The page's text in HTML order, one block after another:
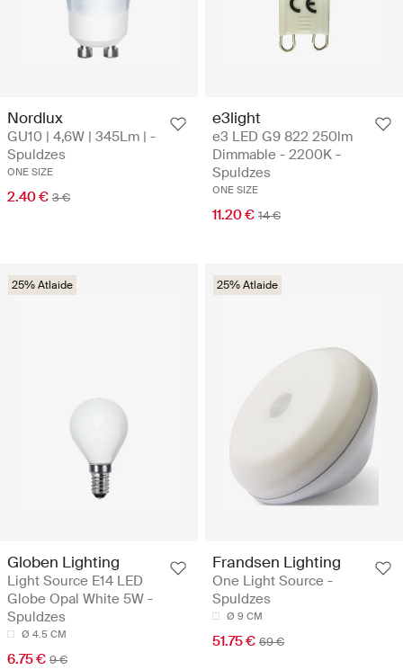
Nordlux
GU10 | 4,6W | 345Lm | -
Spuldzes
ONE SIZE
2.40 € 3 €
e3light
e3 LED G9 822 250lm
Dimmable - 2200K -
Spuldzes
ONE SIZE
11.20 € 14 €
25% Atlaide
Globen Lighting
Light Source E14 LED
Globe Opal White 5W -
Spuldzes
Ø 4.5 CM
6.75 € 9 €
25% Atlaide
Frandsen Lighting
One Light Source -
Spuldzes
Ø 9 CM
51.75 € 69 €